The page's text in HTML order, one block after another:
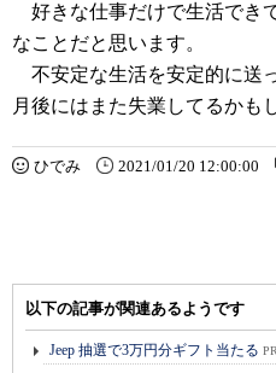
好きな仕事だけで生活でき
なことだと思います。
不安定な生活を安定的に送
月後にはまた失業してるかも
ひでみ 2021/01/20 12:00:00
以下の記事が関連あるようです
Jeep 抽選で3万円分ギフト当たる